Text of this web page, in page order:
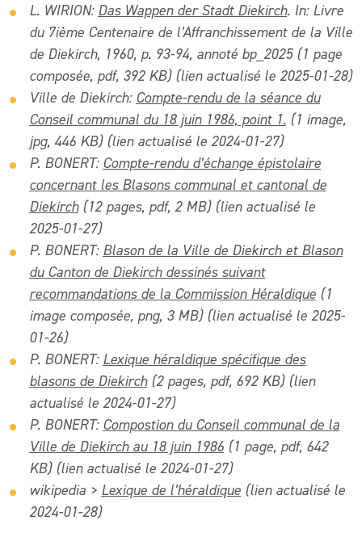
L. WIRION: Das Wappen der Stadt Diekirch. In: Livre
du 7ième Centenaire de l’Affranchissement de la Ville
de Diekirch, 1960, p. 93-94, annoté bp_2025 (1 page
composée, pdf, 392 KB) (lien actualisé le 2025-01-28)
Ville de Diekirch: Compte-rendu de la séance du
Conseil communal du 18 juin 1986, point 1. (1 image,
jpg, 446 KB) (lien actualisé le 2024-01-27)
P. BONERT: Compte-rendu d’échange épistolaire
concernant les Blasons communal et cantonal de
Diekirch(12 pages, pdf, 2 MB) (lien actualisé le
2025-01-27)
P. BONERT: Blason de la Ville de Diekirch et Blason
du Canton de Diekirch dessinés suivant
recommandations de la Commission Héraldique (1
image composée, png, 3 MB) (lien actualisé le 2025-
01-26)
P. BONERT: Lexique héraldique spécifique des
blasons de Diekirch(2 pages, pdf, 692 KB) (lien
actualisé le 2024-01-27)
P. BONERT: Compostion du Conseil communal de la
Ville de Diekirch au 18 juin 1986 (1 page, pdf, 642
KB) (lien actualisé le 2024-01-27)
wikipedia > Lexique de l’héraldique (lien actualisé le
2024-01-28)